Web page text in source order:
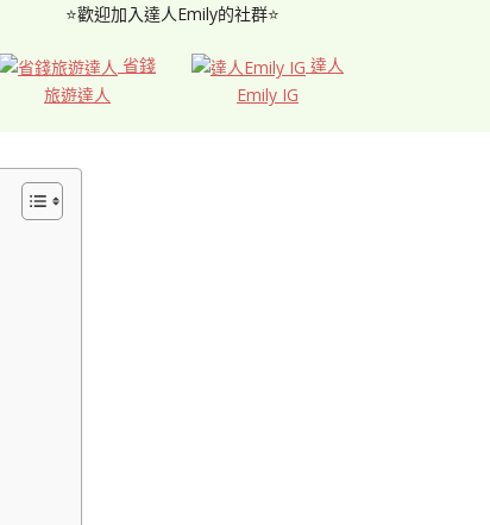
⭐歡迎加入達人Emily的社群⭐
省錢
旅遊達人
達人
Emily IG